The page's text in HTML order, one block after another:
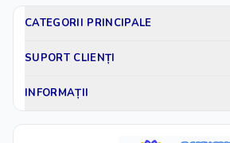
CATEGORII PRINCIPALE
SUPORT CLIENȚI
INFORMAȚII